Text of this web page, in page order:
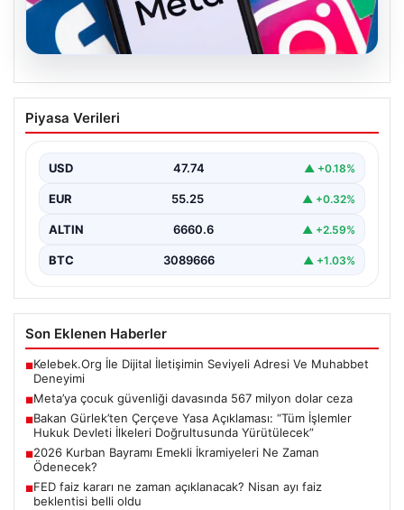
07.08.2026
Meta’ya çocuk güvenliği davasında 567
milyon dolar ceza
Piyasa Verileri
USD 47.74 ▲ +0.18%
EUR 55.25 ▲ +0.32%
ALTIN 6660.6 ▲ +2.59%
BTC 3089666 ▲ +1.03%
Son Eklenen Haberler
■Kelebek.Org İle Dijital İletişimin Seviyeli Adresi Ve Muhabbet
Deneyimi
■Meta’ya çocuk güvenliği davasında 567 milyon dolar ceza
■Bakan Gürlek’ten Çerçeve Yasa Açıklaması: “Tüm İşlemler
Hukuk Devleti İlkeleri Doğrultusunda Yürütülecek”
■2026 Kurban Bayramı Emekli İkramiyeleri Ne Zaman
Ödenecek?
■FED faiz kararı ne zaman açıklanacak? Nisan ayı faiz
beklentisi belli oldu